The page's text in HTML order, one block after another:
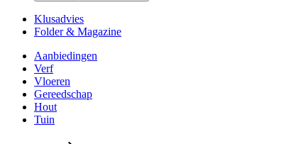
Klusadvies
Folder & Magazine
Aanbiedingen
Verf
Vloeren
Gereedschap
Hout
Tuin